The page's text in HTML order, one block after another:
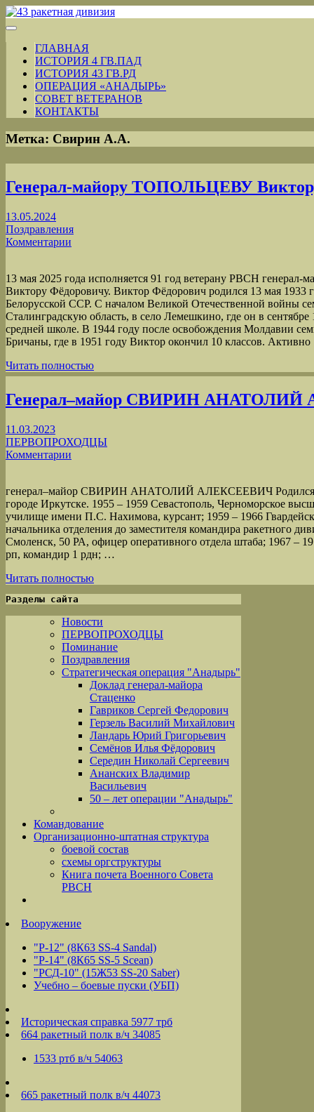
ГЛАВНАЯ
ИСТОРИЯ 4 ГВ.ПАД
ИСТОРИЯ 43 ГВ.РД
ОПЕРАЦИЯ «АНАДЫРЬ»
СОВЕТ ВЕТЕРАНОВ
КОНТАКТЫ
Метка: Свирин А.А.
Генерал-майору ТОПОЛЬЦЕВУ
13.05.2024
Поздравления
Комментарии
13 мая 2025 года исполняется 91 год ветерану РВСН
Виктору Фёдоровичу. Виктор Фёдорович родился 13 мая 1933
Белорусской ССР. С началом Великой Отечественной войны
Сталинградскую область, в село Лемешкино, где он в сентябре
средней школе. В 1944 году после освобождения Молдавии
Бричаны, где в 1951 году Виктор окончил 10 классов.
Читать полностью
Генерал‒майор СВИРИН
11.03.2023
ПЕРВОПРОХОДЦЫ
Комментарии
генерал‒майор СВИРИН АНАТОЛИЙ АЛЕКСЕЕВИЧ Родился
городе Иркутске. 1955 – 1959 Севастополь, Черноморское
училище имени П.С. Нахимова, курсант; 1959 – 1966
начальника отделения до заместителя командира ракетного
Смоленск, 50 РА, офицер оперативного отдела штаба; 1967 –
рп, командир 1 рдн; …
Читать полностью
Разделы сайта
Новости
ПЕРВОПРОХОДЦЫ
Поминание
Поздравления
Стратегическая операция "Анадырь"
Доклад генерал-майора
Стаценко
Гавриков Сергей Федорович
Герзель Василий Михайлович
Ландарь Юрий Григорьевич
Семёнов Илья Фёдорович
Середин Николай Сергеевич
Ананских Владимир
Васильевич
50 – лет операции "Анадырь"
Командование
Организационно-штатная структура
боевой состав
схемы оргструктуры
Книга почета Военного Совета
РВСН
Вооружение
"Р-12" (8К63 SS-4 Sandal)
"Р-14" (8К65 SS-5 Scean)
"РСД-10" (15Ж53 SS-20 Saber)
Учебно – боевые пуски (УБП)
Историческая справка 5977 трб
664 ракетный полк в/ч 34085
1533 ртб в/ч 54063
665 ракетный полк в/ч 44073